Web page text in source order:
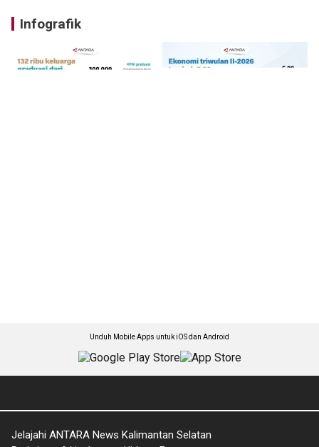
Infografik
Unduh Mobile Apps untuk iOS dan Android
Jelajahi ANTARA News Kalimantan Selatan